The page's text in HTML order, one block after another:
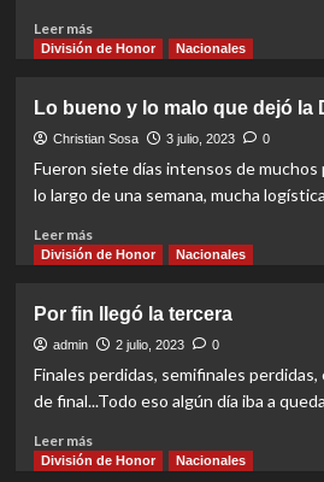
Leer másRead
more
campeón
de
la
División
Honor
Femenina
División de Honor Nacionales
Lo bueno y lo malo que dejó la
Christian Sosa 3 julio, 2023 0
Fueron siete días intensos de muchos
lo largo de una semana, mucha
Leer másRead
more
bueno
y
lo
malo
dejó
la
División de Honor Nacionales
Por fin llegó la tercera
admin 2 julio, 2023 0
Finales perdidas, semifinales
de final...Todo eso algún día iba a
Leer másRead
more
División de Honor Nacionales